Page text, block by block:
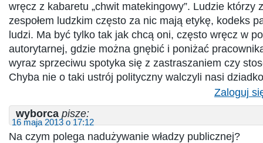
wręcz z kabaretu „chwit matekingowy”. Ludzie którzy
zespołem ludzkim często za nic mają etykę, kodeks
ludzi. Ma być tylko tak jak chcą oni, często wręcz w
autorytarnej, gdzie można gnębić i poniżać
wyraz sprzeciwu spotyka się z zastraszaniem czy
Chyba nie o taki ustrój polityczny walczyli nasi
Zaloguj
wyborca pisze:
16 maja 2013 o 17:12
Na czym polega nadużywanie władzy publicznej?